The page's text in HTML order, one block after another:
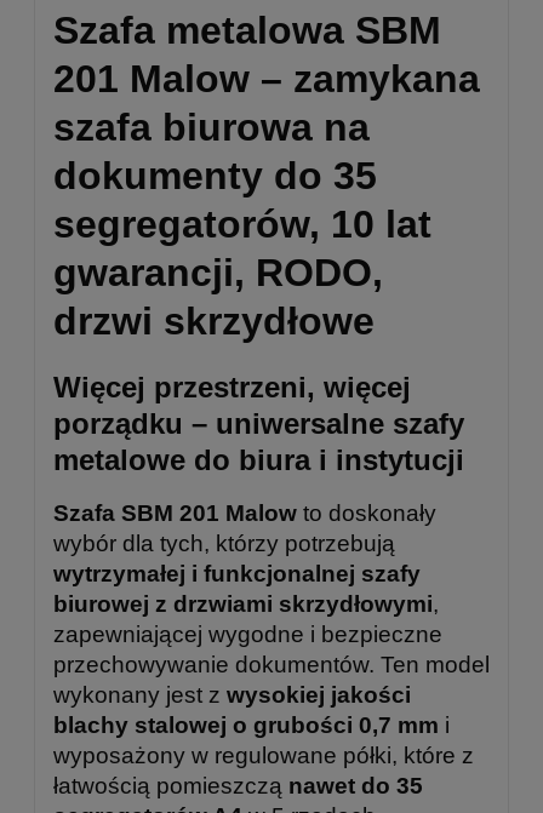
Szafa metalowa SBM
201 Malow – zamykana
szafa biurowa na
dokumenty do 35
segregatorów, 10 lat
gwarancji, RODO,
drzwi skrzydłowe
Więcej przestrzeni, więcej
porządku – uniwersalne szafy
metalowe do biura i instytucji
Szafa SBM 201 Malow to doskonały
wybór dla tych, którzy potrzebują
wytrzymałej i funkcjonalnej szafy
biurowej z drzwiami skrzydłowymi,
zapewniającej wygodne i bezpieczne
przechowywanie dokumentów. Ten model
wykonany jest z wysokiej jakości
blachy stalowej o grubości 0,7 mm i
wyposażony w regulowane półki, które z
łatwością pomieszczą nawet do 35